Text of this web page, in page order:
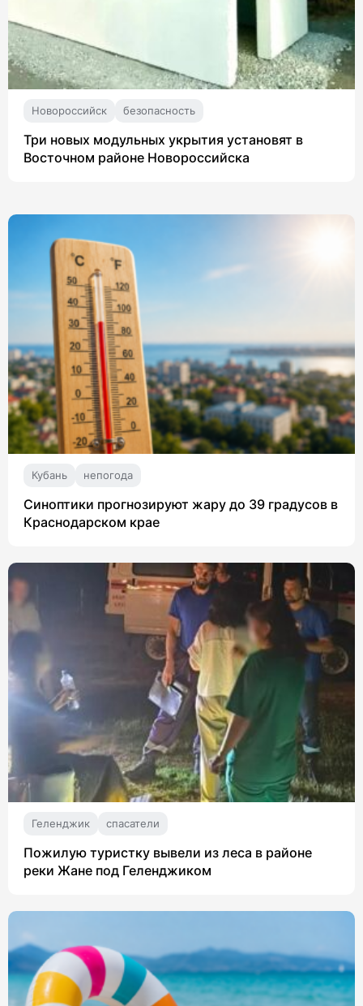
Новороссийск безопасность
Три новых модульных укрытия установят в
Восточном районе Новороссийска
Кубань непогода
Синоптики прогнозируют жару до 39 градусов в
Краснодарском крае
Геленджик спасатели
Пожилую туристку вывели из леса в районе
реки Жане под Геленджиком